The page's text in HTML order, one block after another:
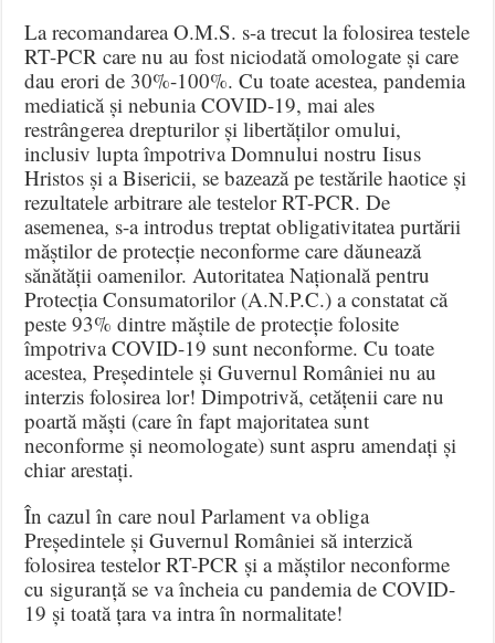
La recomandarea O.M.S. s-a trecut la folosirea testele
RT-PCR care nu au fost niciodată omologate și care
dau erori de 30%-100%. Cu toate acestea, pandemia
mediatică și nebunia COVID-19, mai ales
restrângerea drepturilor și libertăților omului,
inclusiv lupta împotriva Domnului nostru Iisus
Hristos și a Bisericii, se bazează pe testările haotice și
rezultatele arbitrare ale testelor RT-PCR. De
asemenea, s-a introdus treptat obligativitatea purtării
măștilor de protecție neconforme care dăunează
sănătății oamenilor. Autoritatea Națională pentru
Protecția Consumatorilor (A.N.P.C.) a constatat că
peste 93% dintre măștile de protecție folosite
împotriva COVID-19 sunt neconforme. Cu toate
acestea, Președintele și Guvernul României nu au
interzis folosirea lor! Dimpotrivă, cetățenii care nu
poartă măști (care în fapt majoritatea sunt
neconforme și neomologate) sunt aspru amendați și
chiar arestați.
În cazul în care noul Parlament va obliga
Președintele și Guvernul României să interzică
folosirea testelor RT-PCR și a măștilor neconforme
cu siguranță se va încheia cu pandemia de COVID-
19 și toată țara va intra în normalitate!